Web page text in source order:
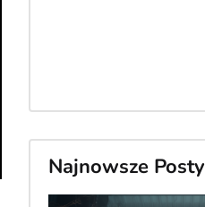
Najnowsze Posty